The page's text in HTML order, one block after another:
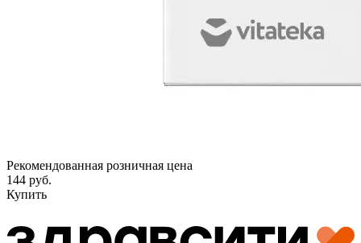
Рекомендованная розничная цена
144 руб.
Купить